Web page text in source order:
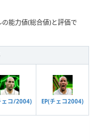
能力値(総合値)と評価で
ェコ/2004) EP(チェコ2004)